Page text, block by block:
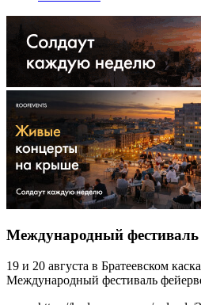
Международный фестиваль
19 и 20 августа в Братеевском
Международный фестиваль